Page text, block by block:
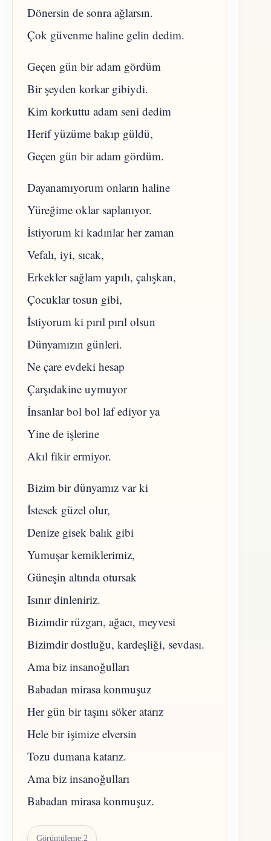
Dönersin de sonra ağlarsın.
Çok güvenme haline gelin dedim.
Geçen gün bir adam gördüm
Bir şeyden korkar gibiydi.
Kim korkuttu adam seni dedim
Herif yüzüme bakıp güldü,
Geçen gün bir adam gördüm.
Dayanamıyorum onların haline
Yüreğime oklar saplanıyor.
İstiyorum ki kadınlar her zaman
Vefalı, iyi, sıcak,
Erkekler sağlam yapılı, çalışkan,
Çocuklar tosun gibi,
İstiyorum ki pırıl pırıl olsun
Dünyamızın günleri.
Ne çare evdeki hesap
Çarşıdakine uymuyor
İnsanlar bol bol laf ediyor ya
Yine de işlerine
Akıl fikir ermiyor.
Bizim bir dünyamız var ki
İstesek güzel olur,
Denize gisek balık gibi
Yumuşar kemiklerimiz,
Güneşin altında otursak
Isınır dinleniriz.
Bizimdir rüzgarı, ağacı, meyvesi
Bizimdir dostluğu, kardeşliği, sevdası.
Ama biz insanoğulları
Babadan mirasa konmuşuz
Her gün bir taşını söker atarız
Hele bir işimize elversin
Tozu dumana katarız.
Ama biz insanoğulları
Babadan mirasa konmuşuz.
Görüntüleme:2